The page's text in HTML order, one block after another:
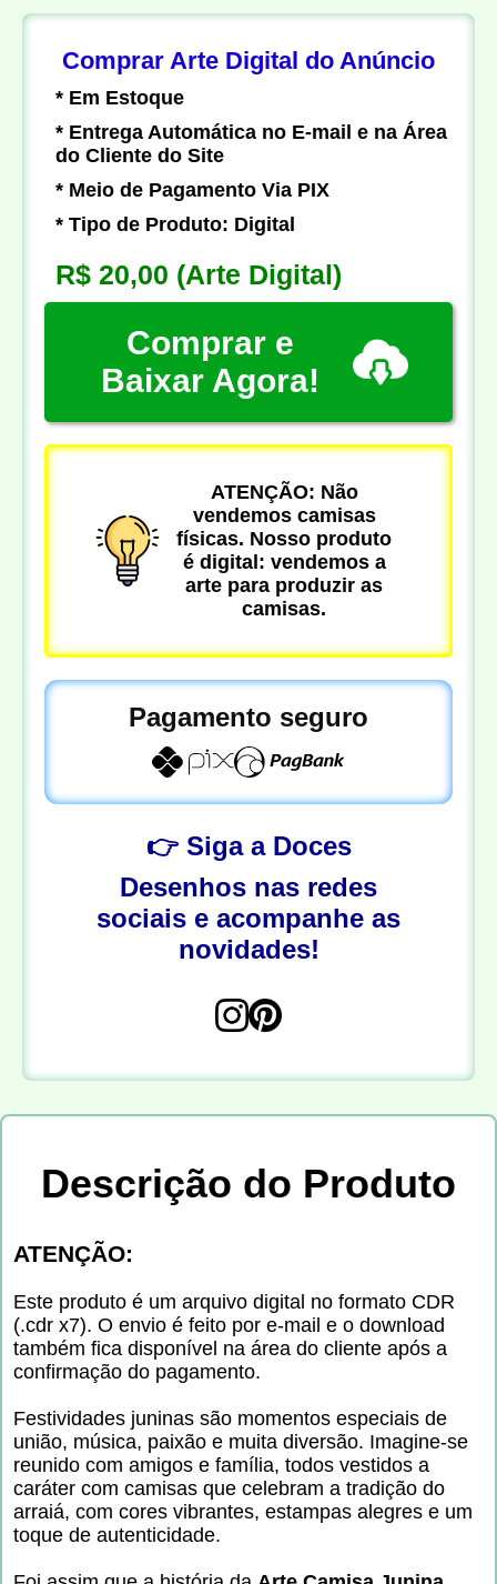
Comprar Arte Digital do Anúncio
* Em Estoque
* Entrega Automática no E-mail e na Área
do Cliente do Site
* Meio de Pagamento Via PIX
* Tipo de Produto: Digital
R$ 20,00 (Arte Digital)
Comprar e
Baixar Agora!
ATENÇÃO: Não
vendemos camisas
físicas. Nosso produto
é digital: vendemos a
arte para produzir as
camisas.
Pagamento seguro
👉 Siga a Doces
Desenhos nas redes
sociais e acompanhe as
novidades!
Descrição do Produto
ATENÇÃO:
Este produto é um arquivo digital no formato CDR
(.cdr x7). O envio é feito por e-mail e o download
também fica disponível na área do cliente após a
confirmação do pagamento.
Festividades juninas são momentos especiais de
união, música, paixão e muita diversão. Imagine-se
reunido com amigos e família, todos vestidos a
caráter com camisas que celebram a tradição do
arraiá, com cores vibrantes, estampas alegres e um
toque de autenticidade.